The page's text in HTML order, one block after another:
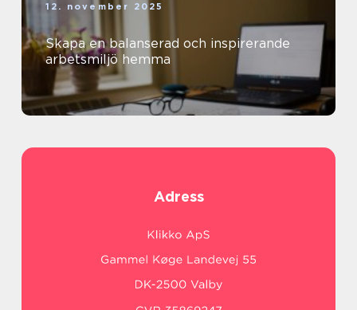
12. november 2025
Skapa en balanserad och inspirerande
arbetsmiljö hemma
Adress